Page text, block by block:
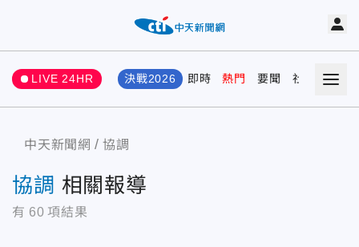
LIVE 24HR 決戰2026 即時 熱門 要聞 社會 娛樂
中天新聞網 協調
協調 相關報導
有 60 項結果